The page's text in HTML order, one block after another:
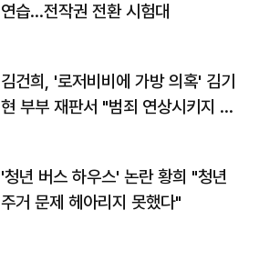
연습…전작권 전환 시험대
김건희, '로저비비에 가방 의혹' 김기
현 부부 재판서 "범죄 연상시키지 말
'청년 버스 하우스' 논란 황희 "청년
주거 문제 헤아리지 못했다"